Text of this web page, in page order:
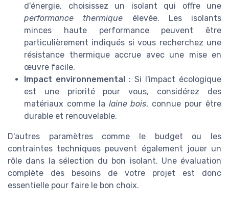
d'énergie, choisissez un isolant qui offre une
performance thermique élevée. Les isolants
minces haute performance peuvent être
particulièrement indiqués si vous recherchez une
résistance thermique accrue avec une mise en
œuvre facile.
Impact environnemental : Si l'impact écologique
est une priorité pour vous, considérez des
matériaux comme la laine bois, connue pour être
durable et renouvelable.
D'autres paramètres comme le budget ou les
contraintes techniques peuvent également jouer un
rôle dans la sélection du bon isolant. Une évaluation
complète des besoins de votre projet est donc
essentielle pour faire le bon choix.